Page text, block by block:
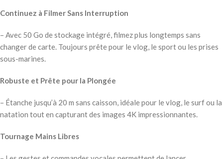
Continuez à Filmer Sans Interruption
– Avec 50 Go de stockage intégré, filmez plus longtemps sans
changer de carte. Toujours prête pour le vlog, le sport ou les prises
sous-marines.
Robuste et Prête pour la Plongée
– Étanche jusqu’à 20 m sans caisson, idéale pour le vlog, le surf ou la
natation tout en capturant des images 4K impressionnantes.
Tournage Mains Libres